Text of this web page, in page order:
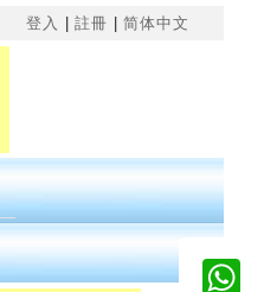
登入 |註冊 |简体中文